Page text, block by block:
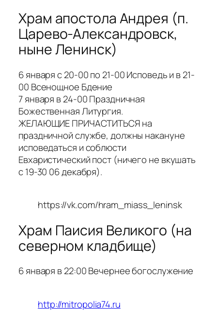
Храм апостола Андрея (п.
Царево-Александровск,
ныне Ленинск)
6 января с 20-00 по 21-00 Исповедь и в 21-
00 Всенощное Бдение
7 января в 24-00 Праздничная
Божественная Литургия.
ЖЕЛАЮЩИЕ ПРИЧАСТИТЬСЯ на
праздничной службе, должны накануне
исповедаться и соблюсти
Евхаристический пост (ничего не вкушать
с 19-30 06 декабря).
https://vk.com/hram_miass_leninsk
Храм Паисия Великого (на
северном кладбище)
6 января в 22:00 Вечернее богослужение
http://mitropolia74.ru